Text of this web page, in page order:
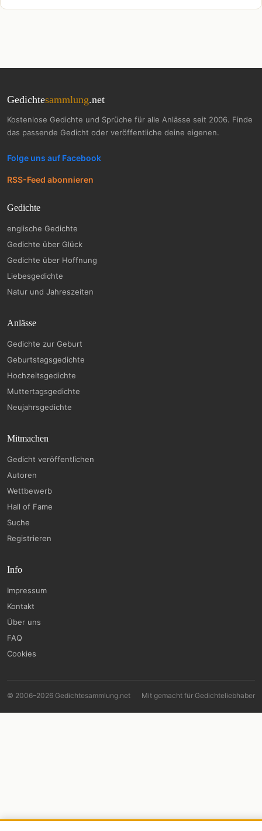
Gedichtesammlung.net
Kostenlose Gedichte und Sprüche für alle Anlässe seit 2006. Finde
das passende Gedicht oder veröffentliche deine eigenen.
Folge uns auf Facebook
RSS-Feed abonnieren
Gedichte
englische Gedichte
Gedichte über Glück
Gedichte über Hoffnung
Liebesgedichte
Natur und Jahreszeiten
Anlässe
Gedichte zur Geburt
Geburtstagsgedichte
Hochzeitsgedichte
Muttertagsgedichte
Neujahrsgedichte
Mitmachen
Gedicht veröffentlichen
Autoren
Wettbewerb
Hall of Fame
Suche
Registrieren
Info
Impressum
Kontakt
Über uns
FAQ
Cookies
© 2006–2026 Gedichtesammlung.net Mit gemacht für Gedichteliebhaber